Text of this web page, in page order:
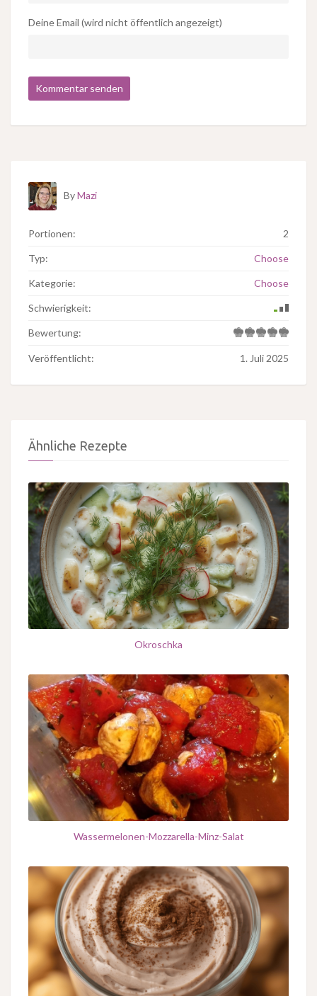
Deine Email (wird nicht öffentlich angezeigt)
ByMazi
Portionen: 2
Typ: Choose
Kategorie: Choose
Schwierigkeit:
Bewertung:
Veröffentlicht: 1. Juli 2025
Ähnliche Rezepte
Okroschka
Wassermelonen-Mozzarella-Minz-Salat